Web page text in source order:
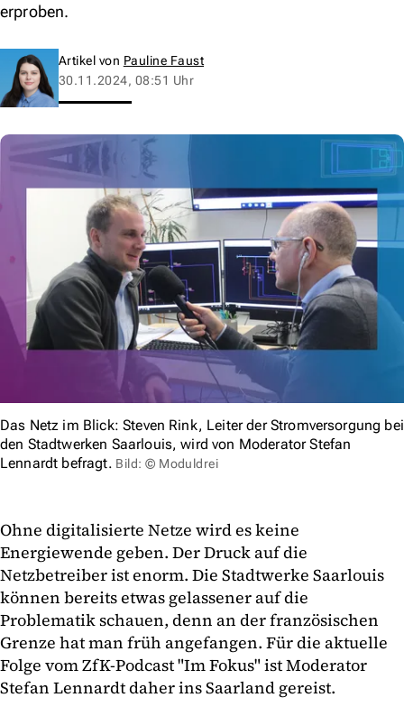
erproben.
Artikel von Pauline Faust
30.11.2024, 08:51 Uhr
Das Netz im Blick: Steven Rink, Leiter der Stromversorgung bei
den Stadtwerken Saarlouis, wird von Moderator Stefan
Lennardt befragt. Bild: © Moduldrei
Ohne digitalisierte Netze wird es keine
Energiewende geben. Der Druck auf die
Netzbetreiber ist enorm. Die Stadtwerke Saarlouis
können bereits etwas gelassener auf die
Problematik schauen, denn an der französischen
Grenze hat man früh angefangen. Für die aktuelle
Folge vom ZfK-Podcast "Im Fokus" ist Moderator
Stefan Lennardt daher ins Saarland gereist.